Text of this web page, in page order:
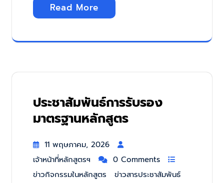
Read More
ประชาสัมพันธ์การรับรอง
มาตรฐานหลักสูตร
11 พฤษภาคม, 2026
เจ้าหน้าที่หลักสูตรฯ
0 Comments
ข่าวกิจกรรมในหลักสูตร
ข่าวสารประชาสัมพันธ์